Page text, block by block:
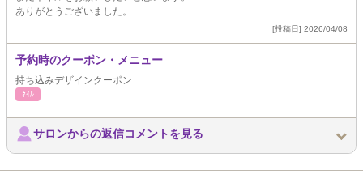
ありがとうございました。
[投稿日] 2026/04/08
予約時のクーポン・メニュー
持ち込みデザインクーポン
ﾈｲﾙ
サロンからの返信コメントを見る